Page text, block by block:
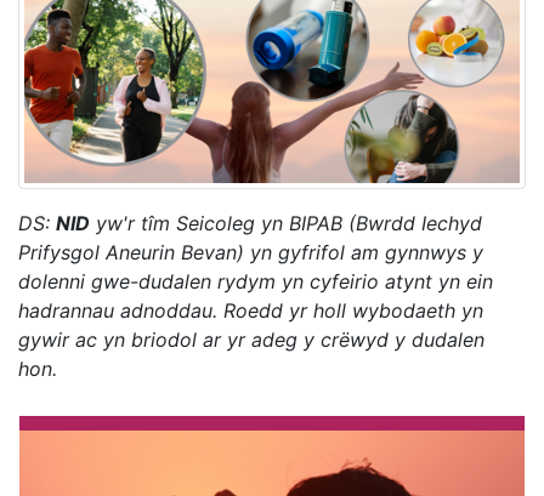
DS: NID yw'r tîm Seicoleg yn BIPAB (Bwrdd Iechyd
Prifysgol Aneurin Bevan) yn gyfrifol am gynnwys y
dolenni gwe-dudalen rydym yn cyfeirio atynt yn ein
hadrannau adnoddau. Roedd yr holl wybodaeth yn
gywir ac yn briodol ar yr adeg y crëwyd y dudalen
hon.